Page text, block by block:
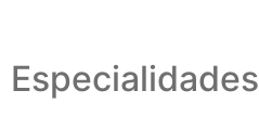
Especialidades